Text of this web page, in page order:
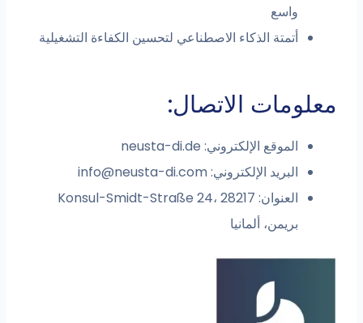
أتمتة الذكاء الاصطناعي لتحسين الكفاءة التشغيلية
الاتصال:
الموقع الإلكتروني: neusta-di.de
البريد الإلكتروني: info@neusta-di.com
العنوان: Konsul-Smidt-Straße 24، 28217
بريمن، ألمانيا